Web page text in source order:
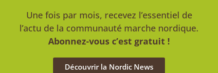
Une fois par mois, recevez l’essentiel de
l’actu de la communauté marche nordique.
Abonnez-vous c’est gratuit !
Découvrir la Nordic News